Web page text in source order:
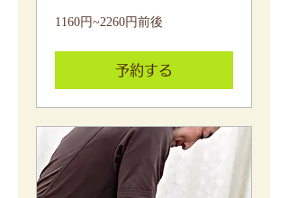
1160
円
円
1160円~2260円前後
予約する